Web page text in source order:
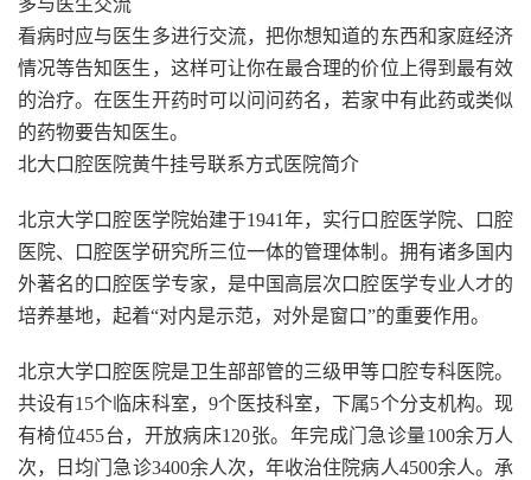
多与医生交流
看病时应与医生多进行交流，把你想知道的东西和家庭经济
情况等告知医生，这样可让你在最合理的价位上得到最有效
的治疗。在医生开药时可以问问药名，若家中有此药或类似
的药物要告知医生。
北大口腔医院黄牛挂号联系方式医院简介
北京大学口腔医学院始建于1941年，实行口腔医学院、口腔
医院、口腔医学研究所三位一体的管理体制。拥有诸多国内
外著名的口腔医学专家，是中国高层次口腔医学专业人才的
培养基地，起着“对内是示范，对外是窗口”的重要作用。
北京大学口腔医院是卫生部部管的三级甲等口腔专科医院。
共设有15个临床科室，9个医技科室，下属5个分支机构。现
有椅位455台，开放病床120张。年完成门急诊量100余万人
次，日均门急诊3400余人次，年收治住院病人4500余人。承